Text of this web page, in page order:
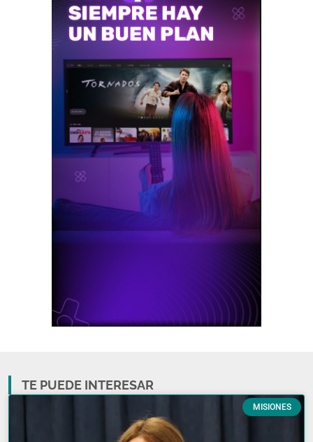
TE PUEDE INTERESAR
MISIONES